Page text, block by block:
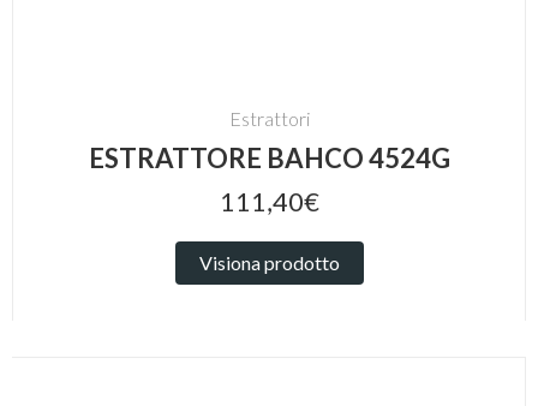
Estrattori
ESTRATTORE BAHCO 4524G
111,40€
Visiona prodotto